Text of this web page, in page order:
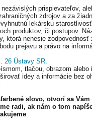
prispievateľov,
zdrojov a za
lekársku
produktov, či postupov.
ktorá nenesie zodpovednosť
prejavu a právo na
26 Ústavy SR.
tlačou, obrazom alebo
idey a informácie bez
slovo, otvorí sa Vám
radi, ak nám o tom